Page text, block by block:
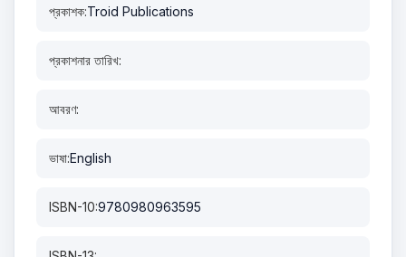
প্রকাশক:Troid Publications
প্রকাশনার তারিখ:
আবরণ:
ভাষা:English
ISBN-10:9780980963595